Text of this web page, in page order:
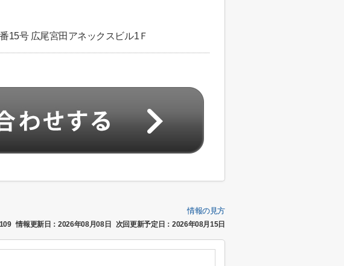
15号 広尾宮田アネックスビル1Ｆ
情報の見方
情報更新日：2026年08月08日 次回更新予定日：2026年08月15日